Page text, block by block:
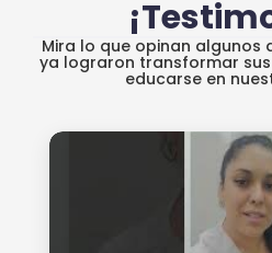
Mira lo que opinan algunos
ya lograron transformar
educarse en